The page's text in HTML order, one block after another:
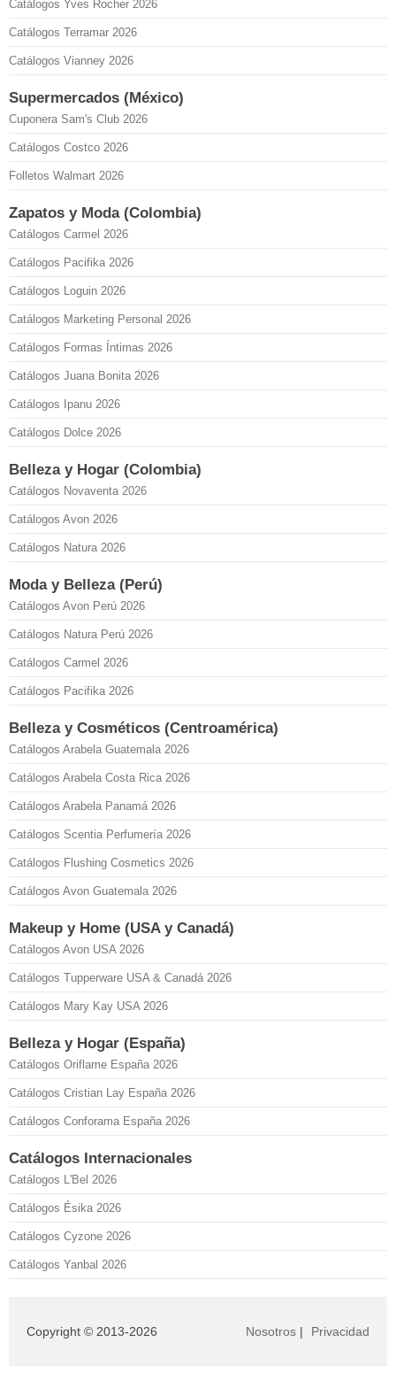
Catálogos Yves Rocher 2026
Catálogos Terramar 2026
Catálogos Vianney 2026
Supermercados (México)
Cuponera Sam's Club 2026
Catálogos Costco 2026
Folletos Walmart 2026
Zapatos y Moda (Colombia)
Catálogos Carmel 2026
Catálogos Pacifika 2026
Catálogos Loguin 2026
Catálogos Marketing Personal 2026
Catálogos Formas Íntimas 2026
Catálogos Juana Bonita 2026
Catálogos Ipanu 2026
Catálogos Dolce 2026
Belleza y Hogar (Colombia)
Catálogos Novaventa 2026
Catálogos Avon 2026
Catálogos Natura 2026
Moda y Belleza (Perú)
Catálogos Avon Perú 2026
Catálogos Natura Perú 2026
Catálogos Carmel 2026
Catálogos Pacifika 2026
Belleza y Cosméticos (Centroamérica)
Catálogos Arabela Guatemala 2026
Catálogos Arabela Costa Rica 2026
Catálogos Arabela Panamá 2026
Catálogos Scentia Perfumería 2026
Catálogos Flushing Cosmetics 2026
Catálogos Avon Guatemala 2026
Makeup y Home (USA y Canadá)
Catálogos Avon USA 2026
Catálogos Tupperware USA & Canadá 2026
Catálogos Mary Kay USA 2026
Belleza y Hogar (España)
Catálogos Oriflame España 2026
Catálogos Cristian Lay España 2026
Catálogos Conforama España 2026
Catálogos Internacionales
Catálogos L'Bel 2026
Catálogos Ésika 2026
Catálogos Cyzone 2026
Catálogos Yanbal 2026
Copyright © 2013-2026 Nosotros | Privacidad